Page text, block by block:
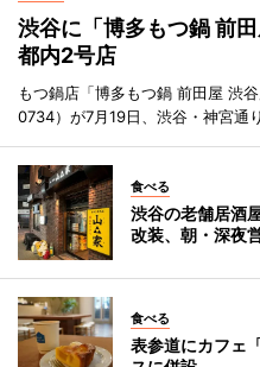
渋谷に「博多もつ鍋 前
都内2号店
もつ鍋店「博多もつ鍋 前田屋 渋
0734）が7月19日、渋谷・神宮通
食べる
渋谷の老舗居酒
改装、朝・深夜
食べる
表参道にカフェ